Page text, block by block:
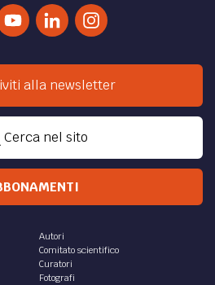
alla newsletter
Cerca nel sito
Autori
Comitato scientifico
Curatori
Fotografi